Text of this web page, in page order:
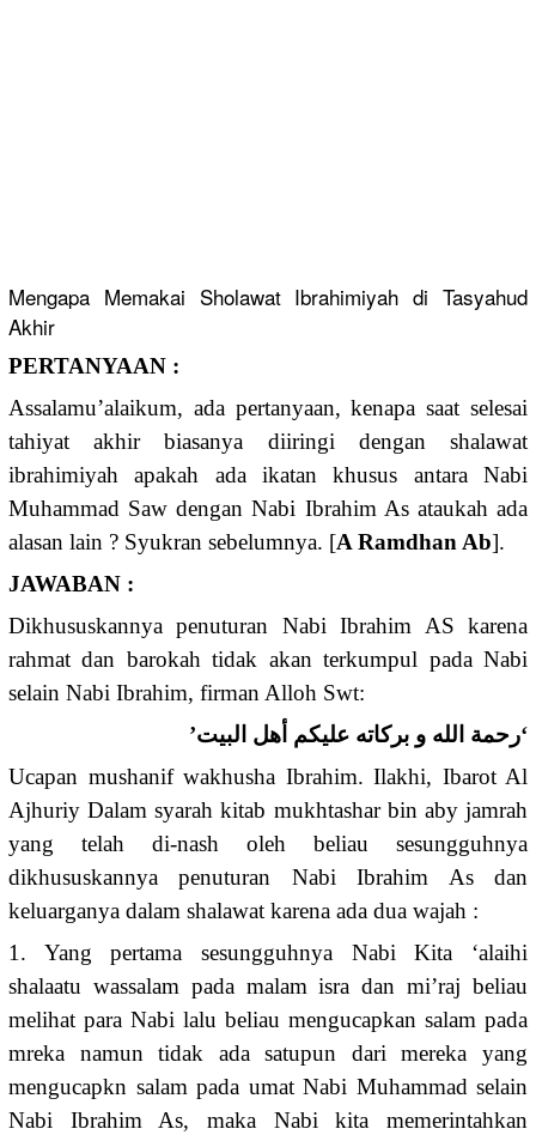
Mengapa Memakai Sholawat Ibrahimiyah di Tasyahud
Akhir
PERTANYAAN :
Assalamu’alaiku­m, ada pertanyaan, kenapa saat selesai
tahiyat akhir biasanya diiringi dengan shalawat
ibrahimiyah apakah ada ikatan khusus antara Nabi
Muhammad Saw dengan Nabi Ibrahim As ataukah ada
alasan lain ? Syukran sebelumnya. [A Ramdhan Ab].
JAWABAN :
Dikhususkannya penuturan Nabi Ibrahim AS karena
rahmat dan barokah tidak akan terkumpul pada Nabi
selain Nabi Ibrahim, firman Alloh Swt:
‘رحمة الله و بركاته عليكم أهل البيت’
Ucapan mushanif wakhusha Ibrahim. Ilakhi, Ibarot Al
Ajhuriy Dalam syarah kitab mukhtashar bin aby jamrah
yang telah di-nash oleh beliau sesungguhnya
dikhususkannya penuturan Nabi Ibrahim As dan
keluarganya dalam shalawat karena ada dua wajah :
1. Yang pertama sesungguhnya Nabi Kita ‘alaihi
shalaatu wassalam pada malam isra dan mi’raj beliau
melihat para Nabi lalu beliau mengucapkan salam pada
mreka namun tidak ada satupun dari mereka yang
mengucapkn salam pada umat Nabi Muhammad selain
Nabi Ibrahim As, maka Nabi kita memerintahkan